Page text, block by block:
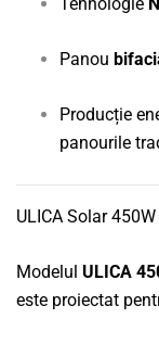
Tehnologie
Panou
Producție
panourile
ULICA Solar
Modelul ULICA
este proiectat